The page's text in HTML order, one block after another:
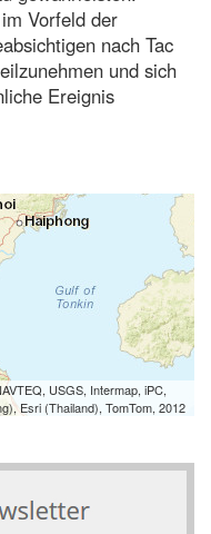
Vorfeld der
nach Tac
und sich
Ereignis
USGS, Intermap, iPC,
Esri (Thailand), TomTom, 2012